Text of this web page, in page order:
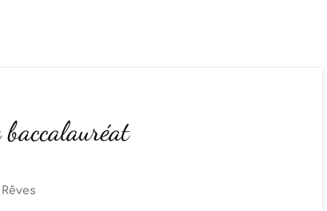
baccalauréat
Rêves